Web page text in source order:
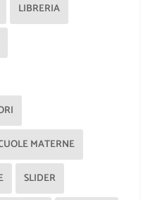
LIBRERIA
MATERNE
SLIDER